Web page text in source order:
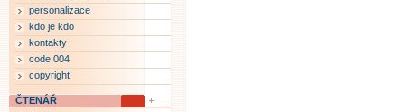
personalizace
kdo je kdo
kontakty
code 004
copyright
ČTENÁŘ